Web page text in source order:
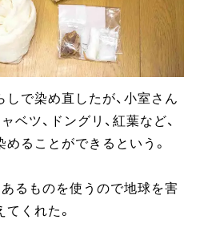
で染め直したが、小室さん
ベツ、ドングリ、紅葉など、
ることができるという。
るものを使うので地球を害
くれた。